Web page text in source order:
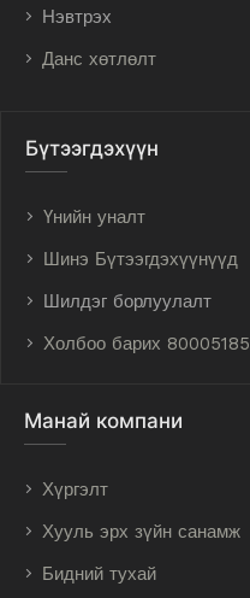
Нэвтрэх
Данс хөтлөлт
Бүтээгдэхүүн
Үнийн уналт
Шинэ Бүтээгдэхүүнүүд
Шилдэг борлуулалт
Холбоо барих 80005185
Манай компани
Хүргэлт
Хууль эрх зүйн санамж
Бидний тухай